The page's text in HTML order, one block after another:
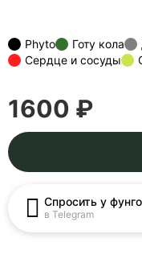
Phyto Готу кола
Сердце и сосуды
1600 ₽
Спросить у
в Telegram